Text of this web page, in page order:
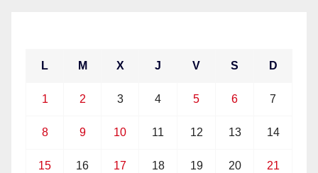
L M X J V S D
1 2 3 4 5 6 7
8 9 10 11 12 13 14
15 16 17 18 19 20 21